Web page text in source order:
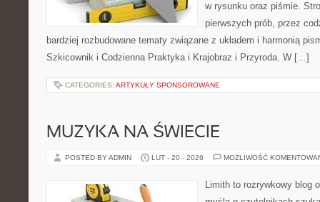
w rysunku oraz piśmie.
pierwszych prób, przez
bardziej rozbudowane tematy związane z układem i harmonią
Szkicownik i Codzienna Praktyka i Krajobraz i Przyroda. W […]
CATEGORIES: ARTYKUŁY SPONSOROWANE
MUZYKA NA ŚWIECIE
POSTED BY ADMIN LUT - 20 - 2026 MOŻLIWOŚĆ
Limith to rozrywkowy blog